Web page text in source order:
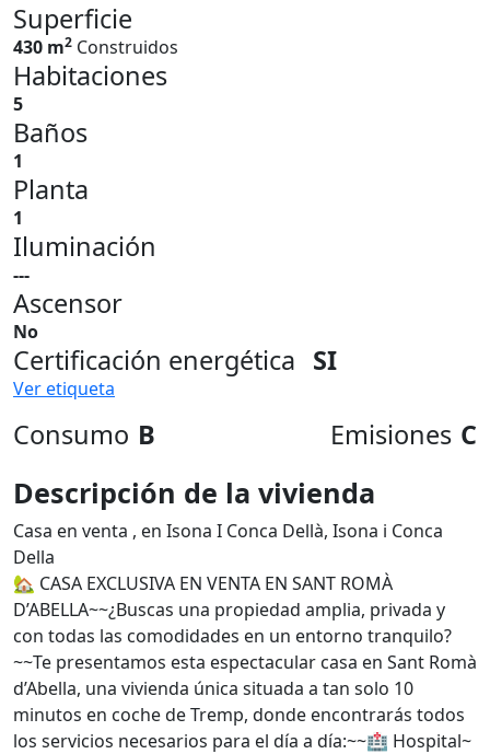
Superficie
430 m2 Construidos
Habitaciones
5
Baños
1
Planta
1
Iluminación
---
Ascensor
No
Certificación energética SI
Ver etiqueta
Consumo B Emisiones C
Descripción de la vivienda
Casa en venta , en Isona I Conca Dellà, Isona i Conca
Della
🏡 CASA EXCLUSIVA EN VENTA EN SANT ROMÀ
D’ABELLA~~¿Buscas una propiedad amplia, privada y
con todas las comodidades en un entorno tranquilo?
~~Te presentamos esta espectacular casa en Sant Romà
d’Abella, una vivienda única situada a tan solo 10
minutos en coche de Tremp, donde encontrarás todos
los servicios necesarios para el día a día:~~🏥 Hospital~